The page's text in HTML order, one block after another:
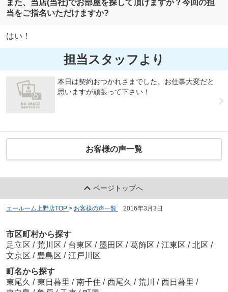
また、当店(当社)でお部屋を探して頂けますか？今回の担
当をご指名いただけますか?
はい！
担当スタッフより
本日は契約おつかれさまでした。お仕事大変だと
思いますが頑張って下さい！
お客様の声一覧
ページトップへ
エールーム上野店TOP > お客様の声一覧 2016年3月3日
市区町村から探す
足立区 / 荒川区 / 台東区 / 墨田区 / 葛飾区 / 江東区 / 北区 /
文京区 / 豊島区 / 江戸川区
町名から探す
東尾久 / 東日暮里 / 南千住 / 西尾久 / 荒川 / 西日暮里 /